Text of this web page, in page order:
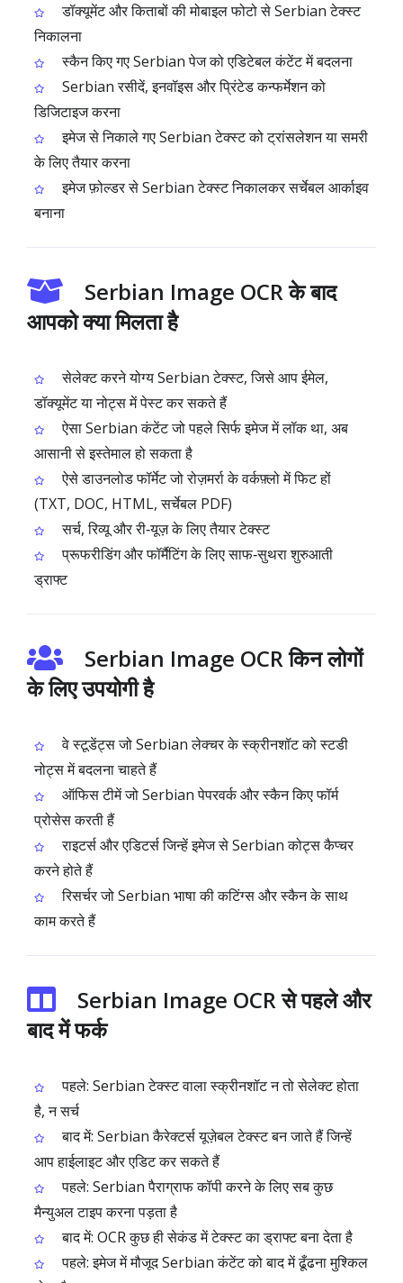
डॉक्यूमेंट और किताबों की मोबाइल फोटो से Serbian टेक्स्ट
निकालना
स्कैन किए गए Serbian पेज को एडिटेबल कंटेंट में बदलना
Serbian रसीदें, इनवॉइस और प्रिंटेड कन्फर्मेशन को
डिजिटाइज करना
इमेज से निकाले गए Serbian टेक्स्ट को ट्रांसलेशन या समरी
के लिए तैयार करना
इमेज फ़ोल्डर से Serbian टेक्स्ट निकालकर सर्चेबल आर्काइव
बनाना
Serbian Image OCR के बाद
आपको क्या मिलता है
सेलेक्ट करने योग्य Serbian टेक्स्ट, जिसे आप ईमेल,
डॉक्यूमेंट या नोट्स में पेस्ट कर सकते हैं
ऐसा Serbian कंटेंट जो पहले सिर्फ इमेज में लॉक था, अब
आसानी से इस्तेमाल हो सकता है
ऐसे डाउनलोड फॉर्मेट जो रोज़मर्रा के वर्कफ़्लो में फिट हों
(TXT, DOC, HTML, सर्चेबल PDF)
सर्च, रिव्यू और री‑यूज़ के लिए तैयार टेक्स्ट
प्रूफरीडिंग और फॉर्मैटिंग के लिए साफ‑सुथरा शुरुआती
ड्राफ्ट
Serbian Image OCR किन लोगों
के लिए उपयोगी है
वे स्टूडेंट्स जो Serbian लेक्चर के स्क्रीनशॉट को स्टडी
नोट्स में बदलना चाहते हैं
ऑफिस टीमें जो Serbian पेपरवर्क और स्कैन किए फॉर्म
प्रोसेस करती हैं
राइटर्स और एडिटर्स जिन्हें इमेज से Serbian कोट्स कैप्चर
करने होते हैं
रिसर्चर जो Serbian भाषा की कटिंग्स और स्कैन के साथ
काम करते हैं
Serbian Image OCR से पहले और
बाद में फर्क
पहले: Serbian टेक्स्ट वाला स्क्रीनशॉट न तो सेलेक्ट होता
है, न सर्च
बाद में: Serbian कैरेक्टर्स यूज़ेबल टेक्स्ट बन जाते हैं जिन्हें
आप हाईलाइट और एडिट कर सकते हैं
पहले: Serbian पैराग्राफ कॉपी करने के लिए सब कुछ
मैन्युअल टाइप करना पड़ता है
बाद में: OCR कुछ ही सेकंड में टेक्स्ट का ड्राफ्ट बना देता है
पहले: इमेज में मौजूद Serbian कंटेंट को बाद में ढूँढना मुश्किल